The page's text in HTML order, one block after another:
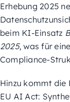
Erhebung 2025
beim KI-Einsatz
2025, was für
Compliance-
Hinzu kommt die
EU AI Act: